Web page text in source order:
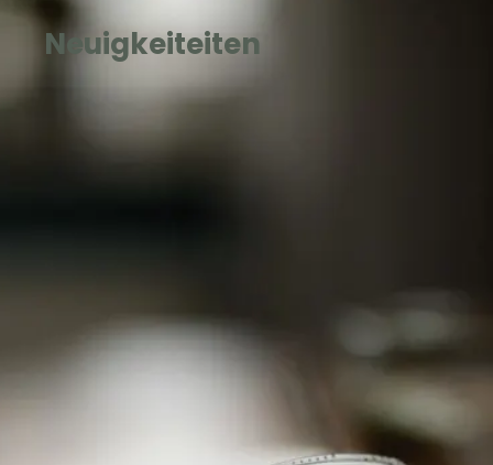
Neuigkeiteiten